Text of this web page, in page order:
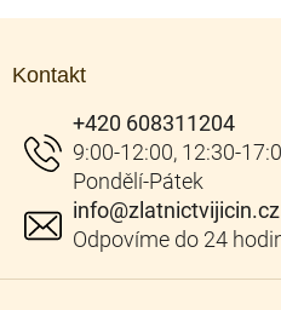
Kontakt
info@zlatnictvijicin.cz
+420 608311204